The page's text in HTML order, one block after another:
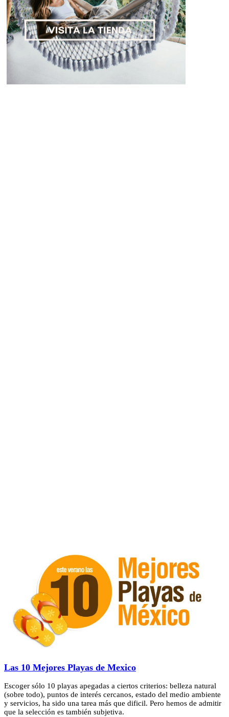
Las 10 Mejores Playas de Mexico
Escoger sólo 10 playas apegadas a ciertos criterios: belleza natural
(sobre todo), puntos de interés cercanos, estado del medio ambiente
y servicios, ha sido una tarea más que dificil. Pero hemos de admitir
que la selección es también subjetiva.